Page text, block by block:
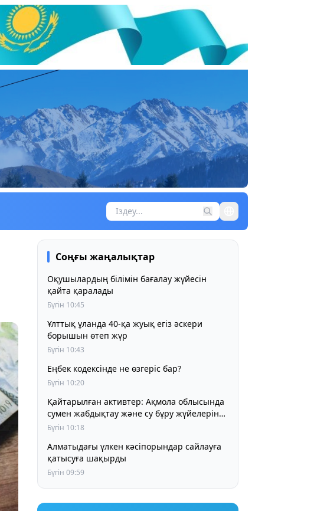
Соңғы жаңалықтар
Оқушылардың білімін бағалау жүйесін
қайта қаралады
Бүгін 10:45
Ұлттық ұланда 40-қа жуық егіз әскери
борышын өтеп жүр
Бүгін 10:43
Еңбек кодексінде не өзгеріс бар?
Бүгін 10:20
Қайтарылған активтер: Ақмола облысында
сумен жабдықтау және су бұру жүйелерін
жаңғыртуға 1,4 млрд теңге бөлінді
Бүгін 10:18
Алматыдағы үлкен кәсіпорындар сайлауға
қатысуға шақырды
Бүгін 09:59